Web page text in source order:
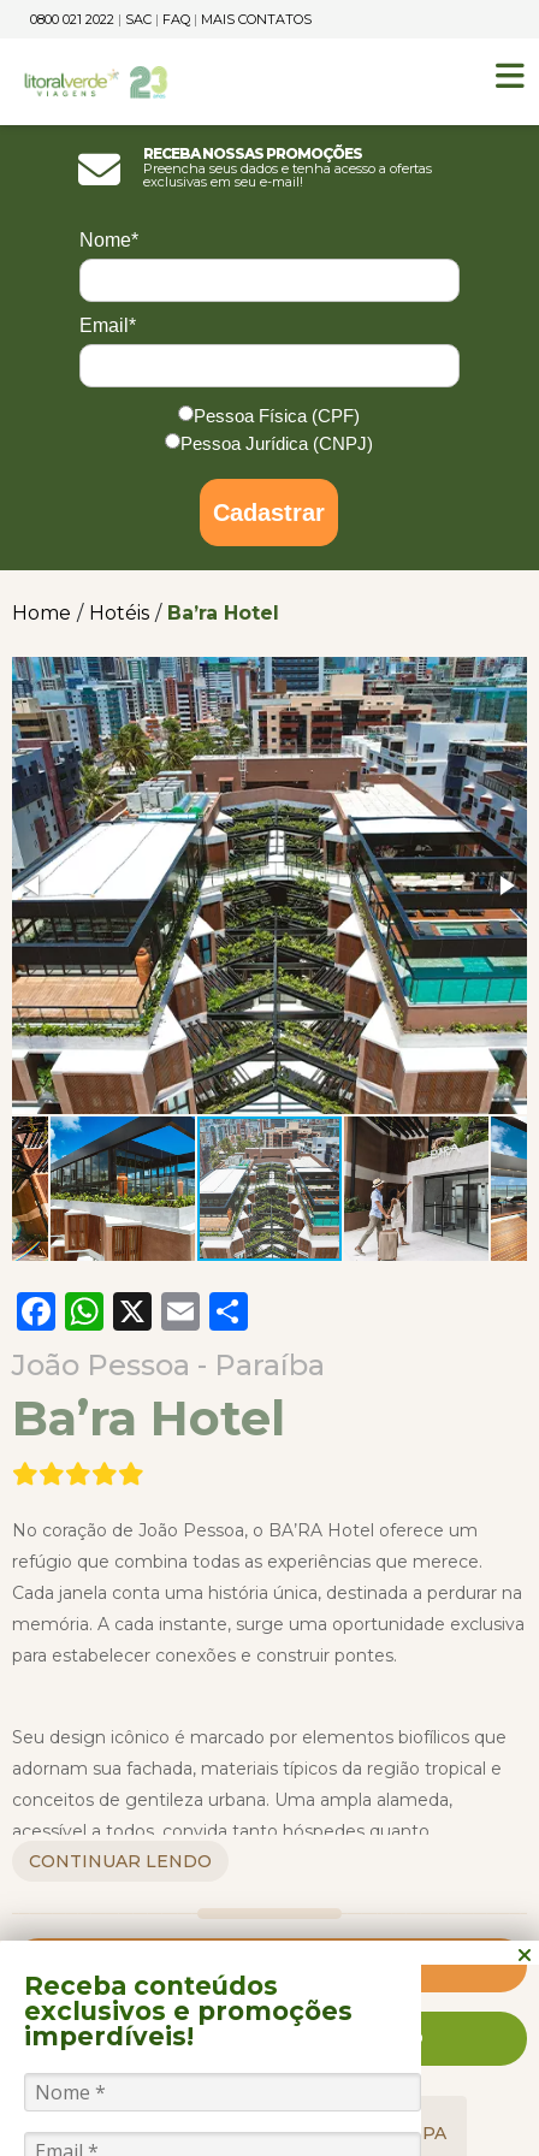
0800 021 2022 | SAC | FAQ | MAIS CONTATOS
Receba nossas promoções
Preencha seus dados e tenha acesso a ofertas
exclusivas em seu e-mail!
Nome*
Email*
Pessoa Física (CPF)
Pessoa Jurídica (CNPJ)
Cadastrar
Home / Hotéis / Ba’ra Hotel
Facebook
WhatsApp
X Email
João Pessoa - Paraíba
Ba’ra Hotel
No coração de João Pessoa, o BA’RA Hotel oferece um
refúgio que combina todas as experiências que merece.
Cada janela conta uma história única, destinada a perdurar na
memória. A cada instante, surge uma oportunidade exclusiva
para estabelecer conexões e construir pontes.
Seu design icônico é marcado por elementos biofílicos que
adornam sua fachada, materiais típicos da região tropical e
conceitos de gentileza urbana. Uma ampla alameda,
acessível a todos, convida tanto hóspedes quanto
transeuntes a explorarem suas instalações encantadoras. O
O BA’RA Hotel emerge como um majestoso edifício dentro
do famoso complexo turístico de João Pessoa, enriquecendo
e ampliando a visão de uma das paisagens litorâneas mais
belas do Brasil. Cada textura nos ambientes inspira harmonia,
transmitindo a essência da energia paraibana. Seja qual for a
CONTINUAR LENDO
FALE CONOSCO AGORA MESMO
GASTRONOMIA ACOMODAÇÕES SPA
Receba conteúdos
exclusivos e promoções
imperdíveis!